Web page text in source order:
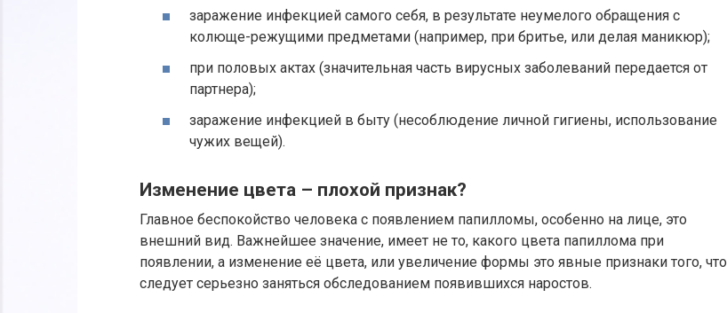
заражение инфекцией самого себя, в результате неумелого обращения с
колюще-режущими предметами (например, при бритье, или делая маникюр);
при половых актах (значительная часть вирусных заболеваний передается от
партнера);
заражение инфекцией в быту (несоблюдение личной гигиены, использование
чужих вещей).
Изменение цвета – плохой признак?
Главное беспокойство человека с появлением папилломы, особенно на лице, это
внешний вид. Важнейшее значение, имеет не то, какого цвета папиллома при
появлении, а изменение её цвета, или увеличение формы это явные признаки того, что
следует серьезно заняться обследованием появившихся наростов.